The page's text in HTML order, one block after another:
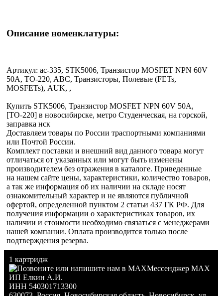
Описание номенклатуры:
Артикул: ac-335, STK5006, Транзистор MOSFET NPN 60V
50A, TO-220, ABC, Транзисторы, Полевые (FETs,
MOSFETs), AUK, ,
Купить STK5006, Транзистор MOSFET NPN 60V 50A,
[TO-220] в новосибирске, метро Студенческая, на горской,
заправка нск
Доставляем товары по России траспортными компаниями
или Почтой России.
Комплект поставки и внешний вид данного товара могут
отличаться от указанных или могут быть изменены
производителем без отражения в каталоге. Приведенные
на нашем сайте цены, характеристики, количество товаров,
а так же информация об их наличии на складе носят
ознакомительный характер и не являются публичной
офертой, определенной пунктом 2 статьи 437 ГК РФ. Для
получения информации о характеристиках товаров, их
наличии и стоимости необходимо связаться с менеджерами
нашей компании. Оплата производится только после
подтверждения резерва.
1 картридж
Мессенджер MAX
ИП Елкин А.И.
ИНН 540301713300